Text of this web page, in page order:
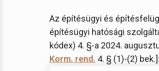
Az építésügyi és
építésügyi hatósági
kódex) 4. §-a 2024.
Korm. rend. 4. § (1)-(2) bek.]: